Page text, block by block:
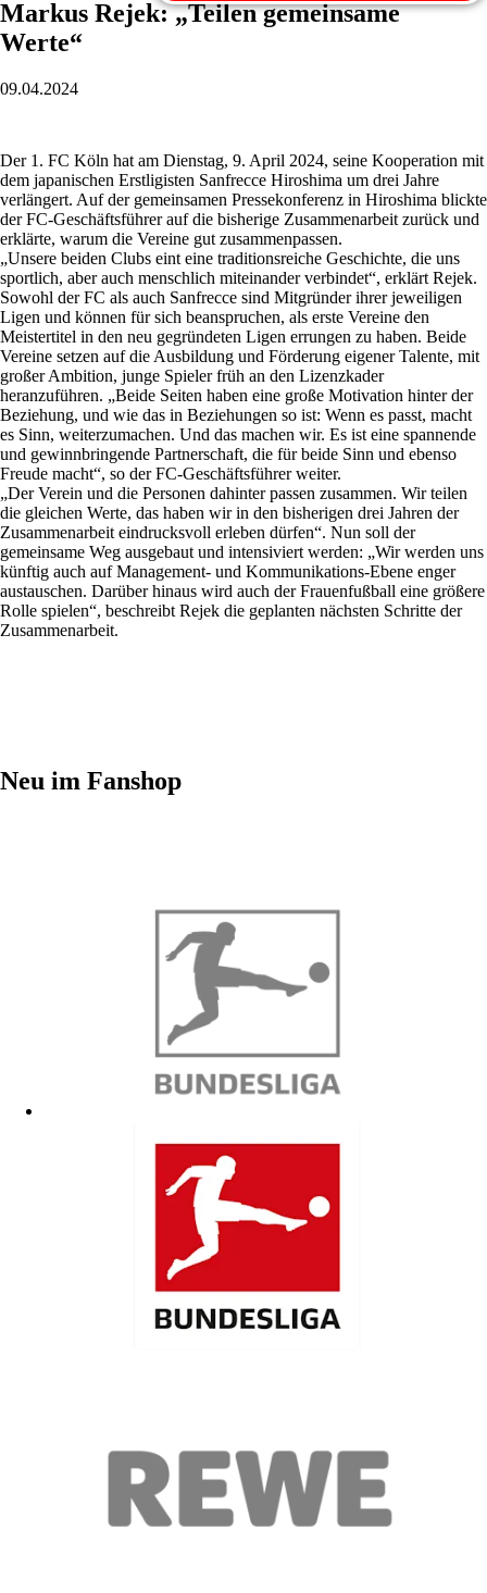
Markus Rejek: „Teilen gemeinsame
Werte“
09.04.2024
Der 1. FC Köln hat am Dienstag, 9. April 2024, seine Kooperation mit
dem japanischen Erstligisten Sanfrecce Hiroshima um drei Jahre
verlängert. Auf der gemeinsamen Pressekonferenz in Hiroshima blickte
der FC-Geschäftsführer auf die bisherige Zusammenarbeit zurück und
erklärte, warum die Vereine gut zusammenpassen.
„Unsere beiden Clubs eint eine traditionsreiche Geschichte, die uns
sportlich, aber auch menschlich miteinander verbindet“, erklärt Rejek.
Sowohl der FC als auch Sanfrecce sind Mitgründer ihrer jeweiligen
Ligen und können für sich beanspruchen, als erste Vereine den
Meistertitel in den neu gegründeten Ligen errungen zu haben. Beide
Vereine setzen auf die Ausbildung und Förderung eigener Talente, mit
großer Ambition, junge Spieler früh an den Lizenzkader
heranzuführen. „Beide Seiten haben eine große Motivation hinter der
Beziehung, und wie das in Beziehungen so ist: Wenn es passt, macht
es Sinn, weiterzumachen. Und das machen wir. Es ist eine spannende
und gewinnbringende Partnerschaft, die für beide Sinn und ebenso
Freude macht“, so der FC-Geschäftsführer weiter.
„Der Verein und die Personen dahinter passen zusammen. Wir teilen
die gleichen Werte, das haben wir in den bisherigen drei Jahren der
Zusammenarbeit eindrucksvoll erleben dürfen“. Nun soll der
gemeinsame Weg ausgebaut und intensiviert werden: „Wir werden uns
künftig auch auf Management- und Kommunikations-Ebene enger
austauschen. Darüber hinaus wird auch der Frauenfußball eine größere
Rolle spielen“, beschreibt Rejek die geplanten nächsten Schritte der
Zusammenarbeit.
Neu im Fanshop